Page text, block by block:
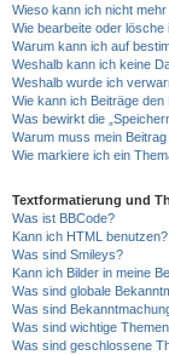
Wieso kann ich nicht
Wie bearbeite oder lösche
Warum kann ich auf
Weshalb kann ich keine
Weshalb wurde ich
Wie kann ich Beiträge
Was bewirkt die
Warum muss mein
Wie markiere ich ein
Textformatierung und
Was ist BBCode?
Kann ich HTML benutzen?
Was sind Smileys?
Kann ich Bilder in meine
Was sind globale
Was sind
Was sind wichtige
Was sind geschlossene